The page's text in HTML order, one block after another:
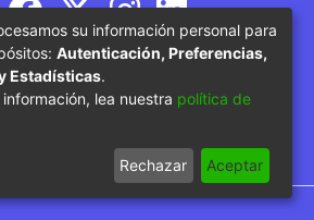
de Educación
su información personal para
Autenticación, Preferencias,
Estadísticas.
lea nuestra política de
Rechazar Aceptar